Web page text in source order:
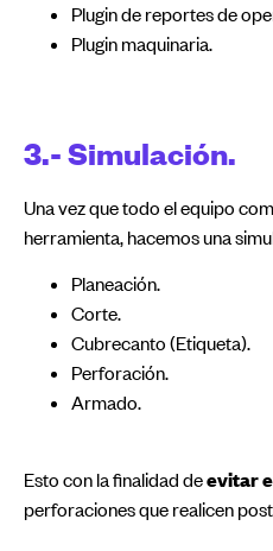
Plugin de reportes de
Plugin maquinaria.
3.- Simulación.
Una vez que todo el equipo
herramienta, hacemos una
Planeación.
Corte.
Cubrecanto (Etiqueta).
Perforación.
Armado.
Esto con la finalidad deevitar
perforaciones que realicen